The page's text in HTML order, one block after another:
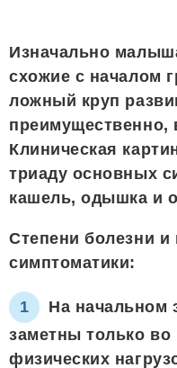
Изначально
схожие с началом
ложный круп
преимущественно,
Клиническая
триаду основных
кашель, одышка и
Степени болезни
симптоматики:
На начальном
заметны только
физических